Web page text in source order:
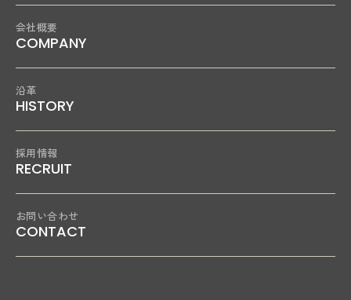
会社概要
COMPANY
沿革
HISTORY
採用情報
RECRUIT
お問い合わせ
CONTACT